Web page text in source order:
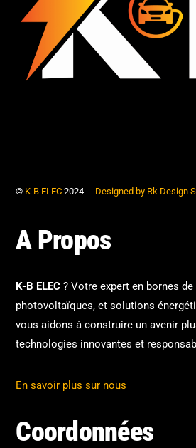
© K-B ELEC 2024 Designed by Rk Design
A Propos
K-B ELEC? Votre expert en bornes
photovoltaïques, et solutions
vous aidons à construire un avenir
technologies innovantes et
En savoir plus sur nous
Coordonnées